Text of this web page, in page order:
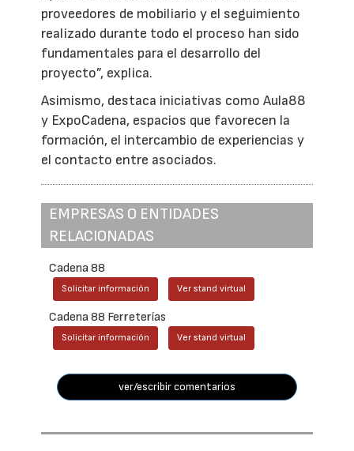
proveedores de mobiliario y el seguimiento
realizado durante todo el proceso han sido
fundamentales para el desarrollo del
proyecto”, explica.
Asimismo, destaca iniciativas como Aula88
y ExpoCadena, espacios que favorecen la
formación, el intercambio de experiencias y
el contacto entre asociados.
EMPRESAS O ENTIDADES
RELACIONADAS
Cadena 88
Solicitar información Ver stand virtual
Cadena 88 Ferreterías
Solicitar información Ver stand virtual
ver/escribir comentarios